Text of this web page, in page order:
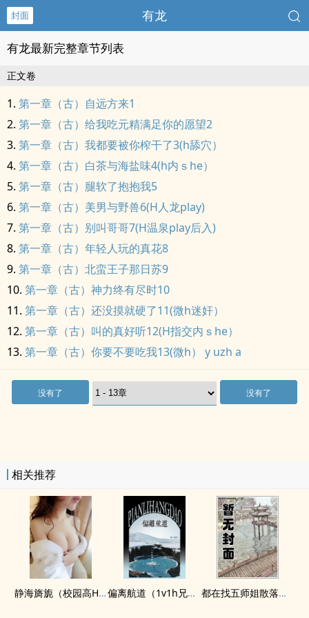
封面 有龙
有龙最新完整章节列表
正文卷
第一章（古）自远方来1
第一章（古）给我吃元精满足你的愿望2
第一章（古）我都要被你榨干了3(h舔穴）
第一章（古）白茶与海盐味4(h内ｓhe）
第一章（古）腿软了抱抱我5
第一章（古）美男与野兽6(H人龙play)
第一章（古）别叫哥哥7(H温泉play后入)
第一章（古）年轻人玩的真花8
第一章（古）北蛮王子那日苏9
第一章（古）神力终有尽时10
第一章（古）还没摸就硬了11(微h迷奸）
第一章（古）叫的真好听12(H指交内ｓhe）
第一章（古）你要不要吃我13(微h） y uzh a
没有了 没有了
相关推荐
静海旖旎（校园高H） 偏离航道（1v1h兄妹骨科bg） 都在找五师姐散落的法宝